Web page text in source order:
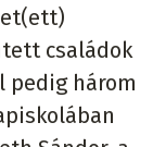
családok
pedig három